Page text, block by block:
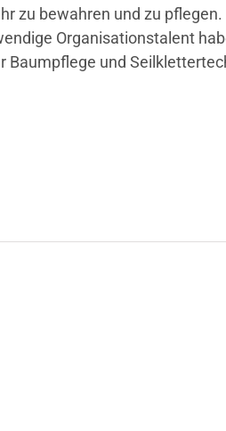
zu bewahren und zu pflegen.
Organisationstalent
Baumpflege und